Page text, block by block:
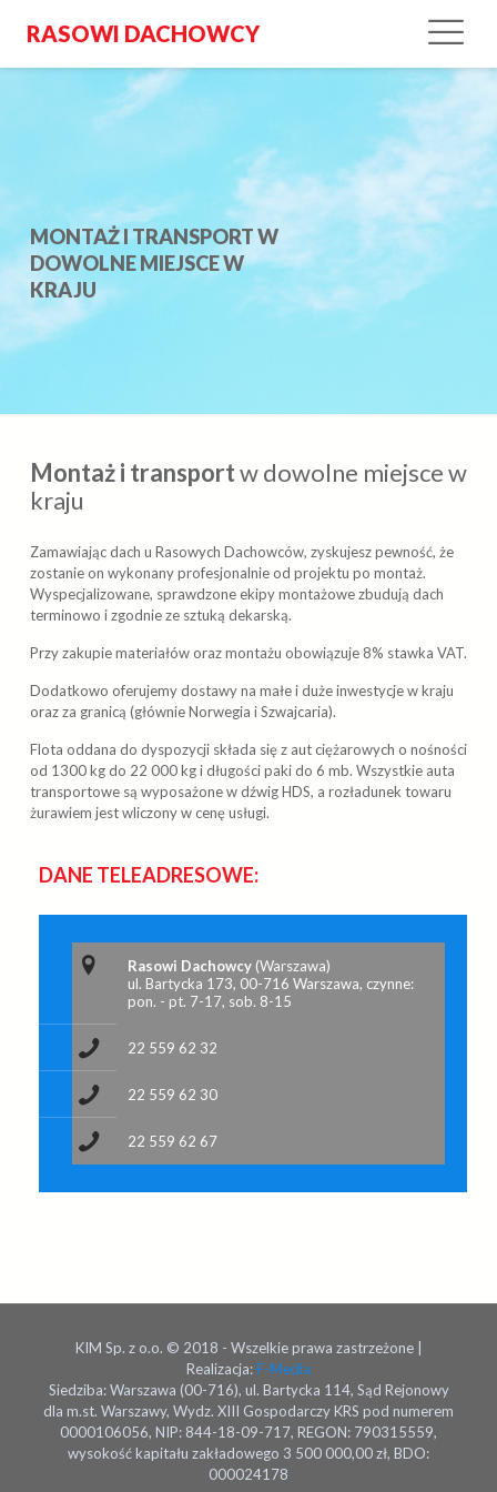
RASOWI DACHOWCY
MONTAŻ I TRANSPORT W
DOWOLNE MIEJSCE W
KRAJU
Montaż i transportw dowolne miejsce w
kraju
Zamawiając dach u Rasowych Dachowców, zyskujesz pewność, że
zostanie on wykonany profesjonalnie od projektu po montaż.
Wyspecjalizowane, sprawdzone ekipy montażowe zbudują dach
terminowo i zgodnie ze sztuką dekarską.
Przy zakupie materiałów oraz montażu obowiązuje 8% stawka VAT.
Dodatkowo oferujemy dostawy na małe i duże inwestycje w kraju
oraz za granicą (głównie Norwegia i Szwajcaria).
Flota oddana do dyspozycji składa się z aut ciężarowych o nośności
od 1300 kg do 22 000 kg i długości paki do 6 mb. Wszystkie auta
transportowe są wyposażone w dźwig HDS, a rozładunek towaru
żurawiem jest wliczony w cenę usługi.
DANE TELEADRESOWE:
Rasowi Dachowcy(Warszawa)
ul. Bartycka 173, 00-716 Warszawa, czynne:
pon. - pt. 7-17, sob. 8-15
22 559 62 32
22 559 62 30
22 559 62 67
KIM Sp. z o.o. © 2018 - Wszelkie prawa zastrzeżone |
Realizacja:F-Media
Siedziba: Warszawa (00-716), ul. Bartycka 114, Sąd Rejonowy
dla m.st. Warszawy, Wydz. XIII Gospodarczy KRS pod numerem
0000106056, NIP: 844-18-09-717, REGON: 790315559,
wysokość kapitału zakładowego 3 500 000,00 zł, BDO:
000024178